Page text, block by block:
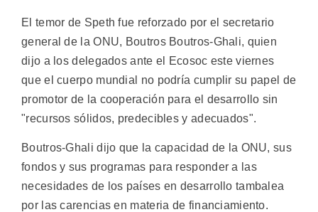
El temor de Speth fue reforzado por el secretario
general de la ONU, Boutros Boutros-Ghali, quien
dijo a los delegados ante el Ecosoc este viernes
que el cuerpo mundial no podría cumplir su papel de
promotor de la cooperación para el desarrollo sin
"recursos sólidos, predecibles y adecuados".
Boutros-Ghali dijo que la capacidad de la ONU, sus
fondos y sus programas para responder a las
necesidades de los países en desarrollo tambalea
por las carencias en materia de financiamiento.